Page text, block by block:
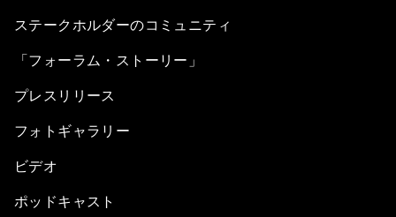
ステークホルダーのコミュニティ
「フォーラム・ストーリー」
プレスリリース
フォトギャラリー
ビデオ
ポッドキャスト